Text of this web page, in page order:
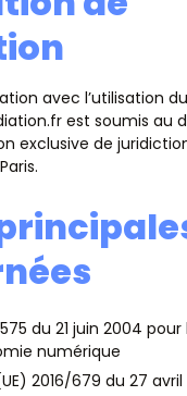
avec l’utilisation
est soumis au
exclusive de
du 21 juin 2004
numérique
2016/679 du 27 avril